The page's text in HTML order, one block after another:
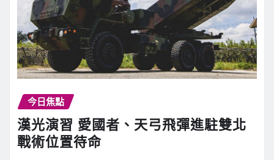
今日焦點
漢光演習 愛國者、天弓飛彈進駐雙北
戰術位置待命